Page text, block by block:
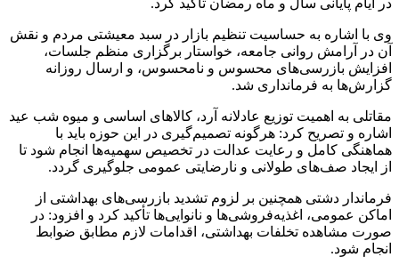
وی با اشاره به حساسیت تنظیم بازار در سبد معیشتی مردم و نقش
آن در آرامش روانی جامعه، خواستار برگزاری منظم جلسات،
افزایش بازرسی‌های محسوس و نامحسوس، و ارسال روزانه
گزارش‌ها به فرمانداری شد.
مقاتلی به اهمیت توزیع عادلانه آرد، کالاهای اساسی و میوه شب عید
اشاره و تصریح کرد: هرگونه تصمیم‌گیری در این حوزه باید با
هماهنگی کامل و رعایت عدالت در تخصیص سهمیه‌ها انجام شود تا
از ایجاد صف‌های طولانی و نارضایتی عمومی جلوگیری گردد.
فرماندار دشتی همچنین بر لزوم تشدید بازرسی‌های بهداشتی از
اماکن عمومی، اغذیه‌فروشی‌ها و نانوایی‌ها تأکید کرد و افزود: در
صورت مشاهده تخلفات بهداشتی، اقدامات لازم مطابق ضوابط
انجام شود.